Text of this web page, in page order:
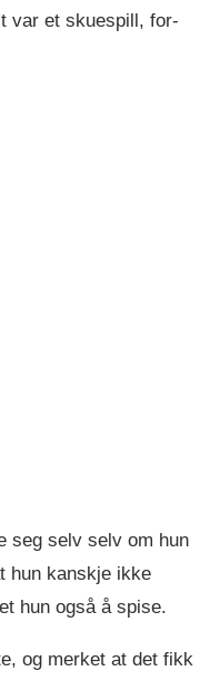
var et skue­spill, for­
seg selv selv om hun
hun kanskje ikke
hun også å spise.
og mer­ket at det fikk